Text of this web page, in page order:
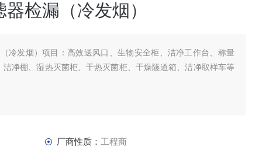
检漏（冷发烟）
冷发烟）项目：高效送风口、生物安全柜、洁净工作台、称量
净棚、湿热灭菌柜、干热灭菌柜、干燥隧道箱、洁净取样车等
厂商性质： 工程商